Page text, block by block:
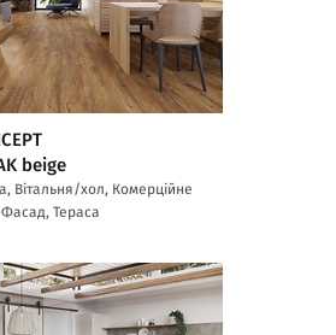
beige
Вітальня/хол, Комерційне
Тераса